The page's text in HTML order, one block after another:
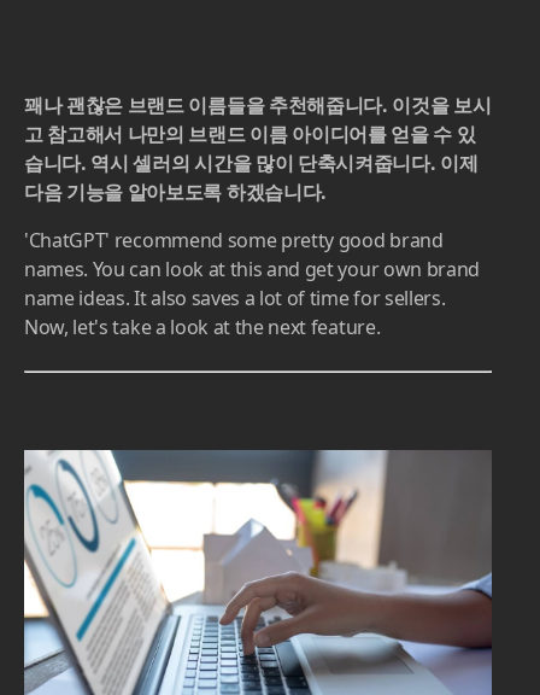
브랜드 이름 결과
꽤나 괜찮은 브랜드 이름들을 추천해줍니다. 이것을 보시
고 참고해서 나만의 브랜드 이름 아이디어를 얻을 수 있
습니다. 역시 셀러의 시간을 많이 단축시켜줍니다. 이제
다음 기능을 알아보도록 하겠습니다.
name ideas. It also saves a lot of time for sellers.
Now, let's take a look at the next feature.